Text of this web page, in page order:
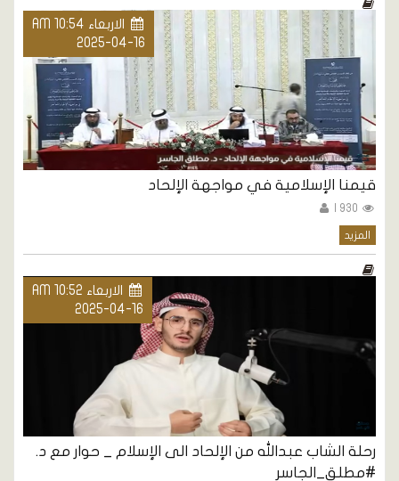
الاربعاء AM 10:54
2025-04-16
قيمنا الإسلامية في مواجهة الإلحاد
المزيد
الاربعاء AM 10:52
2025-04-16
رحلة الشاب عبدالله من الإلحاد الى الإسلام _ حوار مع د.
#مطلق_الجاسر